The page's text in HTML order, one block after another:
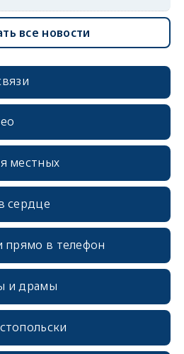
все новости
местных
сердце
прямо в телефон
и драмы